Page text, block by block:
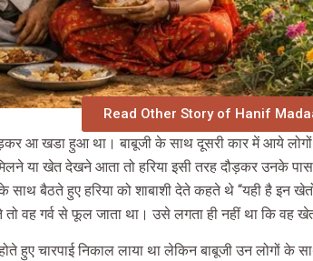
Read Other Story of Hanif
आ खडा हुआ था। बाबूजी के साथ दूसरी कार में आये
या खेत देखने आता तो हरिया इसी तरह दौड़कर उनके
बैठते हुए हरिया को शाबाशी देते कहते थे “यही है इन
वह गर्व से फूल जाता था। उसे लगता ही नहीं था कि वह
हुए चारपाई निकाल लाया था लेकिन बाबूजी उन लोगों के